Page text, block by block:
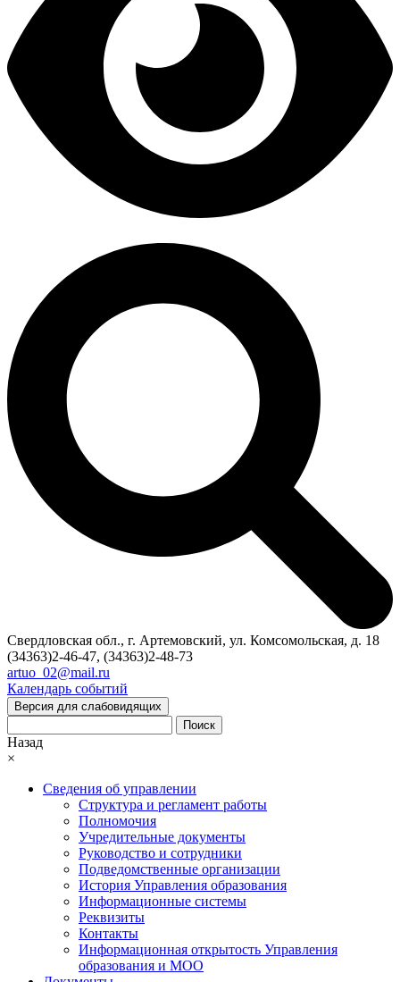
Свердловская обл., г. Артемовский, ул. Комсомольская, д. 18
(34363)2-46-47, (34363)2-48-73
artuo_02@mail.ru
Календарь событий
Версия для слабовидящих
Поиск
Назад
×
Сведения об управлении
Структура и регламент работы
Полномочия
Учредительные документы
Руководство и сотрудники
Подведомственные организации
История Управления образования
Информационные системы
Реквизиты
Контакты
Информационная открытость Управления
образования и МОО